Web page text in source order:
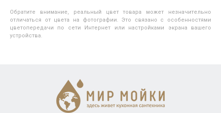
Обратите внимание, реальный цвет товара может незначительно
отличаться от цвета на фотографии. Это связано с особенностями
цветопередачи по сети Интернет или настройками экрана вашего
устройства.